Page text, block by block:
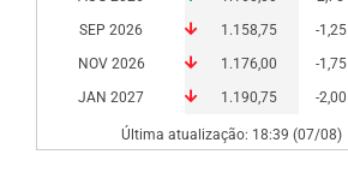
SEP 2026
1.158,75
-1,25
NOV 2026
1.176,00
-1,75
JAN 2027
1.190,75 -2,00
Última atualização: 18:39 (07/08)